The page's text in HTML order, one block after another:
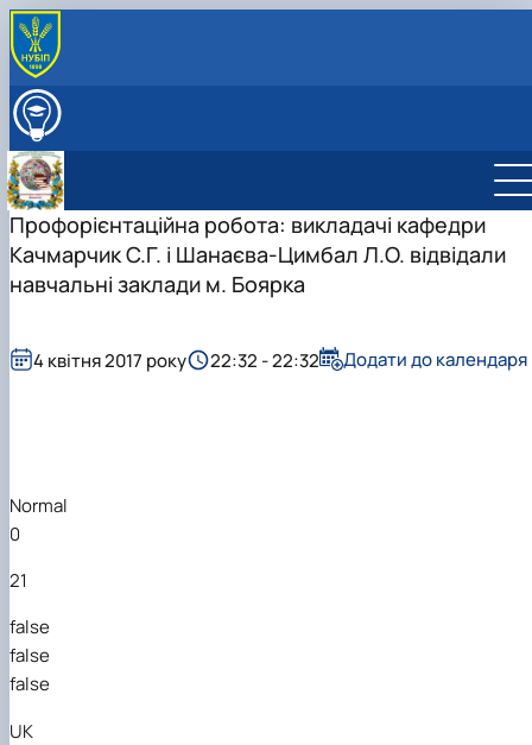
ПРО КАФЕДРУ
ОСВІТНІЙ ПРОЦЕС
ДІЯЛЬНІСТЬ КАФЕДРИ
Науково-дослідна робота
Навчально-методична робота
Міжнародна діяльність
Профорієнтаційна робота
СКЛАД КАФЕДРИ
СТУДЕНТСЬКІ НАУКОВІ ГУРТКИ
Студентський науковий гурток “BUSINESS
COMMUNICATION JOURNALISM” (Журналістика …
усного та письмового перекладу”
Профорієнтаційна робота: викладачі кафедри
Качмарчик С.Г. і Шанаєва-Цимбал Л.О. відвідали
навчальні заклади м. Боярка
Normal
0
21
false
false
false
UK
4 квітня 2017 року 22:32 - 22:32 Додати до календаря